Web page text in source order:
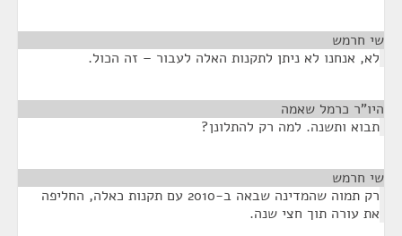
שי חרמש
לא, אנחנו לא ניתן לתקנות האלה לעבור – זה הכול.
היו"ר כרמל שאמה
תבוא ותשנה. למה רק להתלונן?
שי חרמש
רק תמוה שהמדינה שבאה ב-2010 עם תקנות כאלה, החליפה
את עורה תוך חצי שנה.